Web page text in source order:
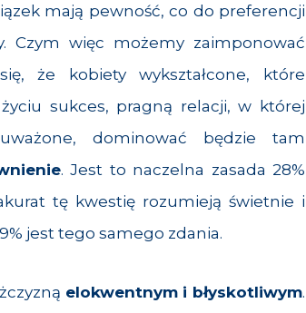
mają pewność, co do preferencji
Czym więc możemy zaimponować
że kobiety wykształcone, które
sukces, pragną relacji, w której
dominować będzie tam
. Jest to naczelna zasada 28%
tę kwestię rozumieją świetnie i
jest tego samego zdania.
elokwentnym i błyskotliwym.